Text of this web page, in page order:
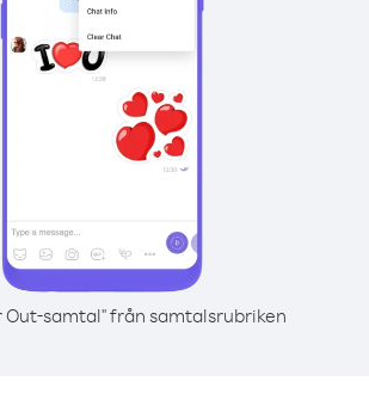
Out-samtal" från samtalsrubriken